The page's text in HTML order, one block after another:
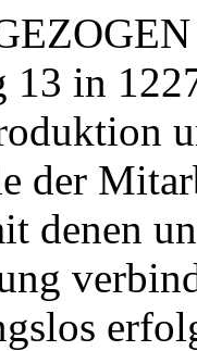
13 in
der
denen